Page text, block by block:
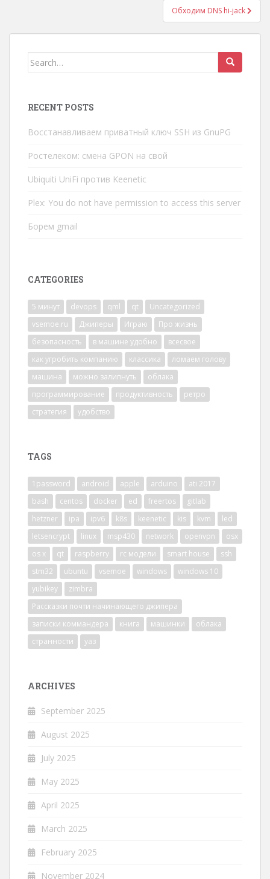
Обходим DNS hi-jack
Search
RECENT POSTS
Восстанавливаем приватный ключ SSH из GnuPG
Ростелеком: смена GPON на свой
Ubiquiti UniFi против Keenetic
Plex: You do not have permission to access this server
Борем gmail
CATEGORIES
5 минут devops qml qt
Uncategorized
vsemoe.ru
Джиперы Играю
Про жизнь
безопасность
в машине удобно
всесвое
как угробить компанию
классика
ломаем голову
машина
можно залипнуть
облака
программирование
продуктивность
ретро
стратегия
удобство
TAGS
1password android apple arduino
ati 2017
bash
centos docker ed freertos
gitlab
hetzner
ipa ipv6 k8s keenetic kis kvm
led
letsencrypt
linux msp430 network openvpn
osx
os x
qt raspberry rc модели smart house
ssh
stm32
ubuntu vsemoe windows
windows 10
yubikey
zimbra
Рассказки почти начинающего джипера
записки коммандера
книга машинки
облака
странности
уаз
ARCHIVES
September 2025
August 2025
July 2025
May 2025
April 2025
March 2025
February 2025
November 2024